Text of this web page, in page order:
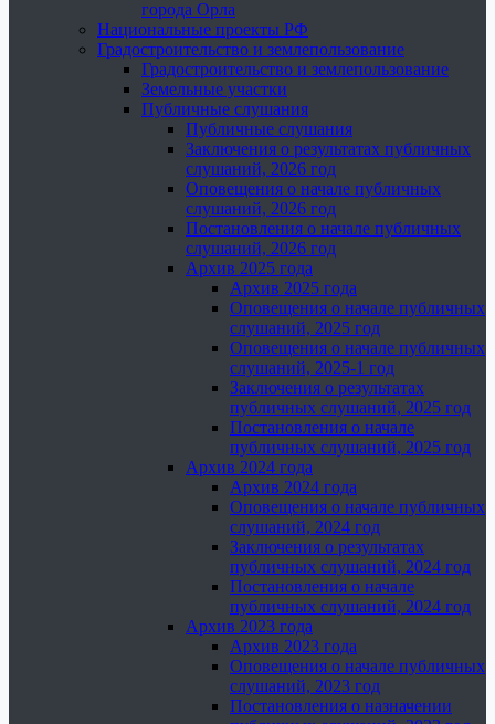
города Орла
Национальные проекты РФ
Градостроительство и землепользование
Градостроительство и землепользование
Земельные участки
Публичные слушания
Публичные слушания
Заключения о результатах публичных
слушаний, 2026 год
Оповещения о начале публичных
слушаний, 2026 год
Постановления о начале публичных
слушаний, 2026 год
Архив 2025 года
Архив 2025 года
Оповещения о начале публичных
слушаний, 2025 год
Оповещения о начале публичных
слушаний, 2025-1 год
Заключения о результатах
публичных слушаний, 2025 год
Постановления о начале
публичных слушаний, 2025 год
Архив 2024 года
Архив 2024 года
Оповещения о начале публичных
слушаний, 2024 год
Заключения о результатах
публичных слушаний, 2024 год
Постановления о начале
публичных слушаний, 2024 год
Архив 2023 года
Архив 2023 года
Оповещения о начале публичных
слушаний, 2023 год
Постановления о назначении